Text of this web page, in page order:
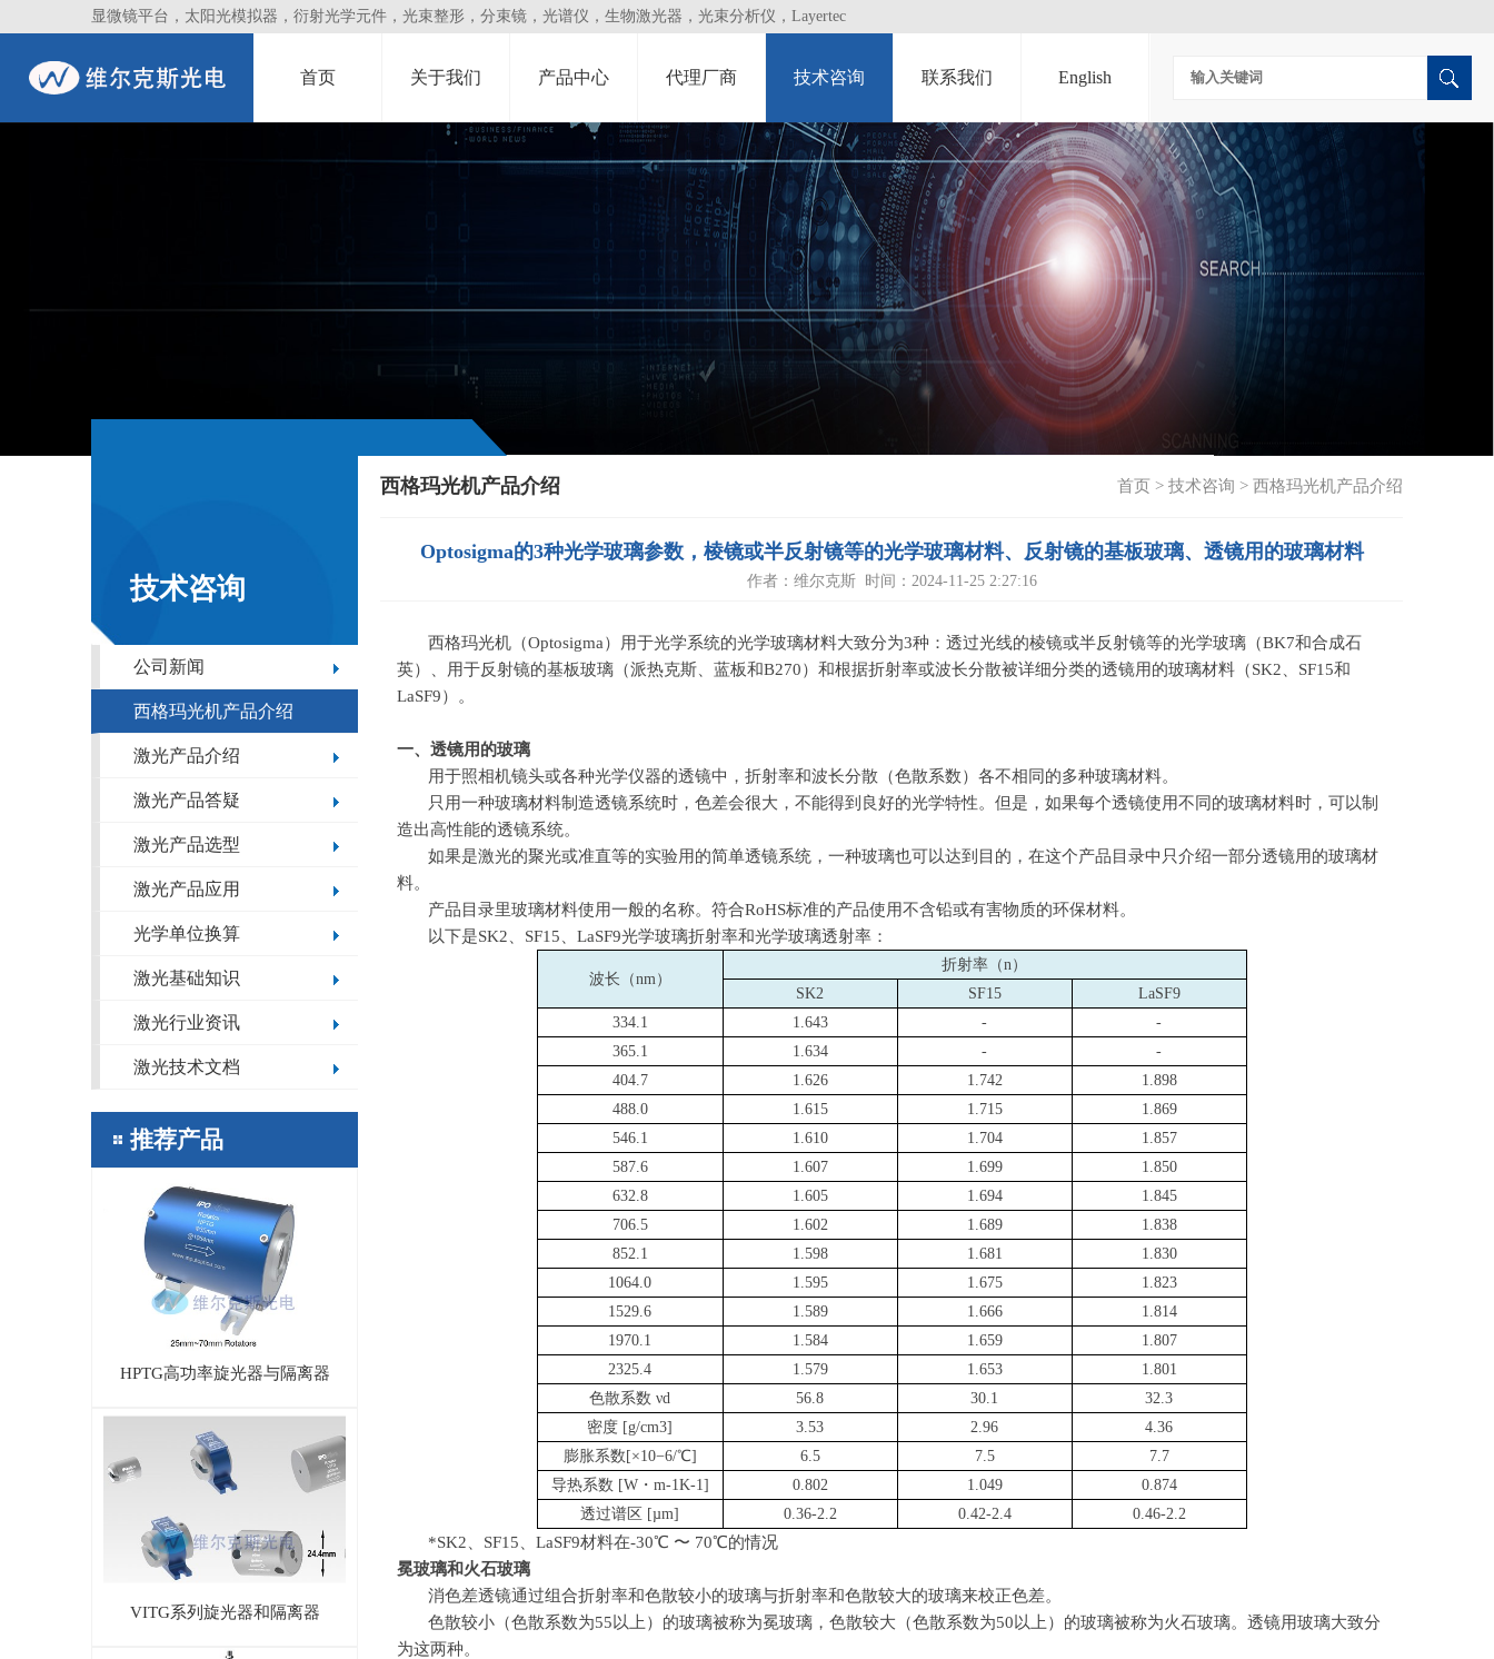
显微镜平台，太阳光模拟器，衍射光学元件，光束整形，分束镜，光谱仪，生物激光器，光束分析仪，Layertec
首页 关于我们 产品中心 代理厂商 技术咨询 联系我们 English
技术咨询
公司新闻
西格玛光机产品介绍
激光产品介绍
激光产品答疑
激光产品选型
激光产品应用
光学单位换算
激光基础知识
激光行业资讯
激光技术文档
推荐产品
HPTG高功率旋光器与隔离器
VITG系列旋光器和隔离器
西格玛光机产品介绍 首页 > 技术咨询 > 西格玛光机产品介绍
Optosigma的3种光学玻璃参数，棱镜或半反射镜等的光学玻璃材料、反射镜的基板玻璃、透镜用的玻璃材料
作者：维尔克斯 时间：2024-11-25 2:27:16
西格玛光机（Optosigma）用于光学系统的光学玻璃材料大致分为3种：透过光线的棱镜或半反射镜等的光学玻璃（BK7和合成石
英）、用于反射镜的基板玻璃（派热克斯、蓝板和B270）和根据折射率或波长分散被详细分类的透镜用的玻璃材料（SK2 SF15和
LaSF9）。
一、透镜用的玻璃
用于照相机镜头或各种光学仪器的透镜中，折射率和波长分散（色散系数）各不相同的多种玻璃材料。
只用一种玻璃材料制造透镜系统时，色差会很大，不能得到良好的光学特性。但是，如果每个透镜使用不同的玻璃材料时，可以制
造出高性能的透镜系统。
如果是激光的聚光或准直等的实验用的简单透镜系统，一种玻璃也可以达到目的，在这个产品目录中只介绍一部分透镜用的玻璃材
料。
产品目录里玻璃材料使用一般的名称。符合RoHS标准的产品使用不含铅或有害物质的环保材料。
以下是SK2、SF15、LaSF9光学玻璃折射率和光学玻璃透射率：
波长（nm）
折射率（n）
SK2
SF15
LaSF9
334.1
1.643 -
-
365.1
1.634 -
-
404.7
1.626 1.742
1.898
488.0
1.615 1.715
1.869
546.1
1.610 1.704
1.857
587.6
1.607 1.699
1.850
632.8
1.605 1.694
1.845
706.5
1.602 1.689
1.838
852.1
1.598 1.681
1.830
1064.0
1.595 1.675
1.823
1529.6
1.589 1.666
1.814
1970.1
1.584 1.659
1.807
2325.4
1.579 1.653
1.801
色散系数 νd
56.8 30.1
32.3
密度 [g/cm3]
3.53 2.96
4.36
膨胀系数[×10−6/℃]
6.5 7.5
7.7
导热系数 [W・m-1K-1]
0.802 1.049
0.874
透过谱区 [µm]
0.36-2.2 0.42-2.4 0.46-2.2
*SK2、SF15、LaSF9材料在-30℃ 〜 70℃的情况
冕玻璃和火石玻璃
消色差透镜通过组合折射率和色散较小的玻璃与折射率和色散较大的玻璃来校正色差。
色散较小（色散系数为55以上）的玻璃被称为冕玻璃，色散较大（色散系数为50以上）的玻璃被称为火石玻璃。透镜用玻璃大致分
为这两种。